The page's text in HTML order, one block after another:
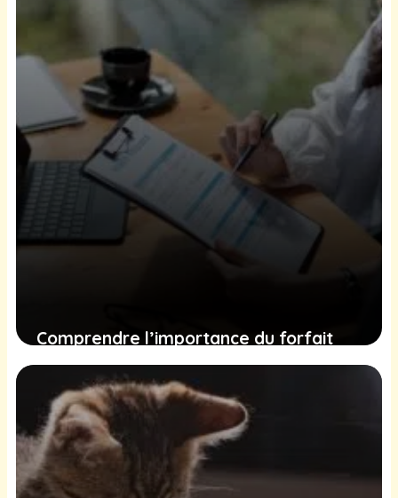
Comprendre l’importance du forfait
prévention pour l’assurance de votre
chat : ce que vous devez savoir
10 décembre 2024